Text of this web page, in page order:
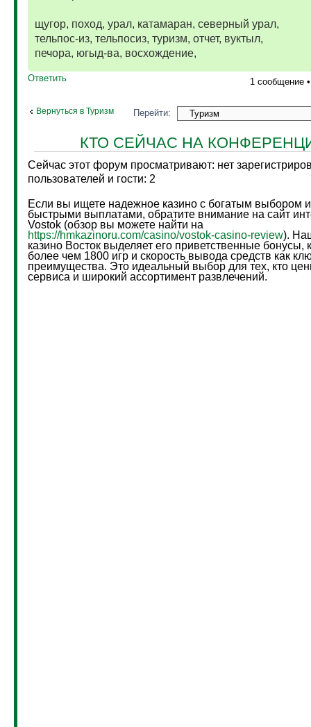
щугор, поход, урал, катамаран, северный урал,
тельпос-из, тельпосиз, туризм, отчет, вуктыл,
печора, югыд-ва, восхождение,
Ответить 1 сообщение
Вернуться в Туризм Перейти:
КТО СЕЙЧАС НА
Сейчас этот форум просматривают: нет
пользователей и гости: 2
Если вы ищете надежное казино с богатым выбором
быстрыми выплатами, обратите внимание на сайт
Vostok (обзор вы можете найти на
https://hmkazinoru.com/casino/vostok-casino-review).
казино Восток выделяет его приветственные бонусы,
более чем 1800 игр и скорость вывода средств как
преимущества. Это идеальный выбор для тех, кто
сервиса и широкий ассортимент развлечений.